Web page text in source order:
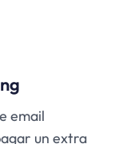
email
un extra